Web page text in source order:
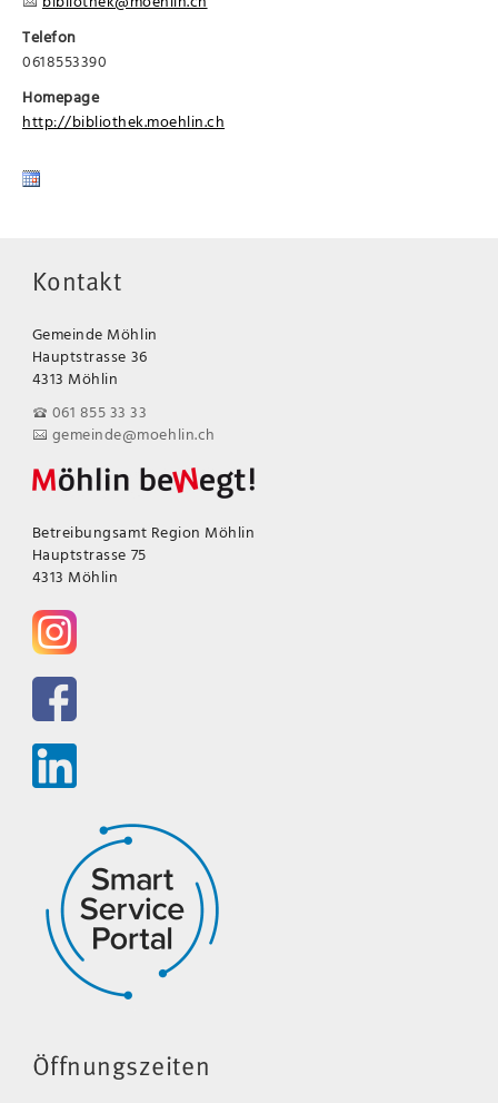
Telefon
0618553390
Homepage
http://bibliothek.moehlin.ch
Kontakt
Gemeinde Möhlin
Hauptstrasse 36
4313 Möhlin
061 855 33 33
gemeinde@moehlin.ch
Betreibungsamt Region Möhlin
Hauptstrasse 75
4313 Möhlin
Öffnungszeiten